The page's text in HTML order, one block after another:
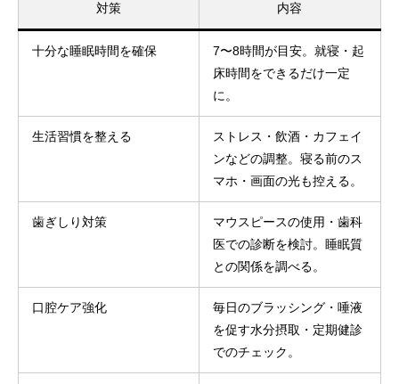
対策 内容
十分な睡眠時間を確保
7〜8時間が目安。就寝・起
床時間をできるだけ一定
に。
生活習慣を整える
ストレス・飲酒・カフェイ
ンなどの調整。寝る前のス
マホ・画面の光も控える。
歯ぎしり対策
マウスピースの使用・歯科
医での診断を検討。睡眠質
との関係を調べる。
口腔ケア強化
毎日のブラッシング・唾液
を促す水分摂取・定期健診
でのチェック。